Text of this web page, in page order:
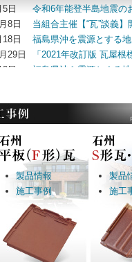
日
令和6年能登半島地震の
8日
当組合主催【“瓦”談義
日
福島県沖を震源とする
29日
「2021年改訂版 瓦屋
3日
福島県沖を震源とする
30日
令和２年の石州瓦ニュ
17日
令和2年7月豪雨のお見
19日
第18回甍賞（学生部門
16日
第18回甍賞応募締め切
16日
甍賞作品募集（第18回
日
令和元年台風第15号に
6日
山形県沖を震源とする
合連合会、一般社団法
11日
瓦屋根の安全性につい
製品情報
施工事例
製品
施工